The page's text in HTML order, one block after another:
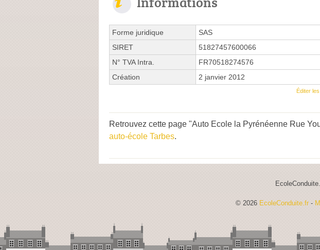
Forme juridique
SAS
SIRET
51827457600066
N° TVA Intra.
FR70518274576
Création
2 janvier 2012
Éditer
Retrouvez cette page "Auto Ecole la Pyrénéenne Rue
auto-école Tarbes.
© 2026 EcoleConduite.fr -